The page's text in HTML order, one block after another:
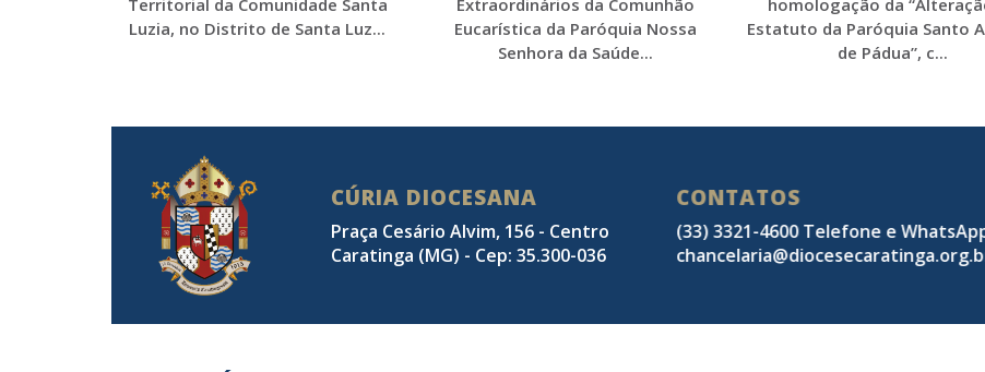
Territorial da Comunidade Santa
Luzia, no Distrito de Santa Luz...
Extraordinários da Comunhão
Eucarística da Paróquia Nossa
Senhora da Saúde...
homologação da
Estatuto da Paróquia Santo
de Pádua”, c...
CÚRIA DIOCESANA
Praça Cesário Alvim, 156 - Centro
Caratinga (MG) - Cep: 35.300-036
CONTATOS
(33) 3321-4600 Telefone e